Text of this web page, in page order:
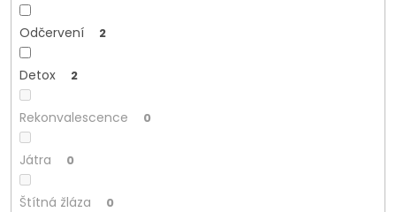
Odčervení 2
Detox 2
Rekonvalescence 0
Játra 0
Štítná žláza 0